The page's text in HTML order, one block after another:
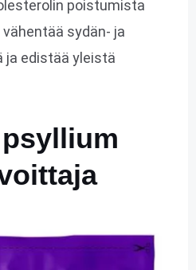
poistumista
sydän- ja
ja edistää yleistä